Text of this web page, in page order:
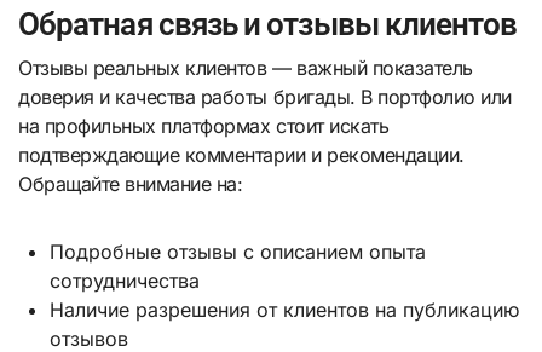
Обратная связь и отзывы клиентов
Отзывы реальных клиентов — важный показатель
доверия и качества работы бригады. В портфолио или
на профильных платформах стоит искать
подтверждающие комментарии и рекомендации.
Обращайте внимание на:
Подробные отзывы с описанием опыта
сотрудничества
Наличие разрешения от клиентов на публикацию
отзывов